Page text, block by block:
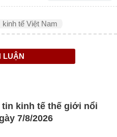
kinh tế Việt Nam
LUẬN
kinh tế thế giới nổi
7/8/2026